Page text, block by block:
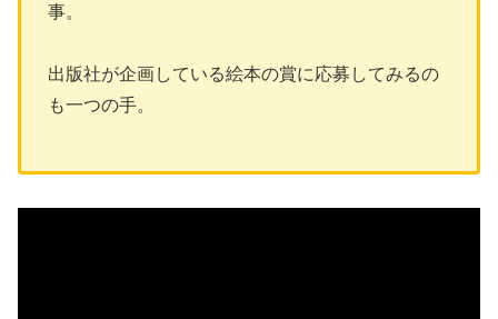
事。
出版社が企画している絵本の賞に応募してみるの
も一つの手。